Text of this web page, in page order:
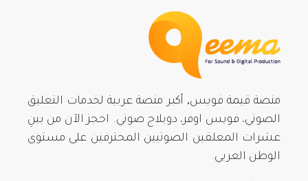
منصة قيمة فويس, أكبر منصة عربية لخدمات التعليق
الصوتي، فويس اوفر، دوبلاج صوتي. احجز الآن من بينِ
عشرات المعلقين الصوتيين المحترفين على مستوى
الوطن العربي.